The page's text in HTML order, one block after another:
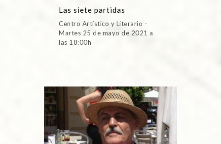
Las siete partidas
Centro Artístico y Literario -
Martes 25 de mayo de 2021 a
las 18:00h